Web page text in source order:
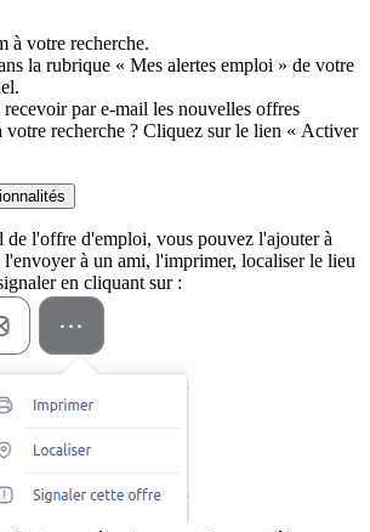
à votre recherche.
la rubrique « Mes alertes emploi » de votre
recevoir par e-mail les nouvelles offres
votre recherche ? Cliquez sur le lien « Activer
de l'offre d'emploi, vous pouvez l'ajouter à
l'envoyer à un ami, l'imprimer, localiser le lieu
en cliquant sur :